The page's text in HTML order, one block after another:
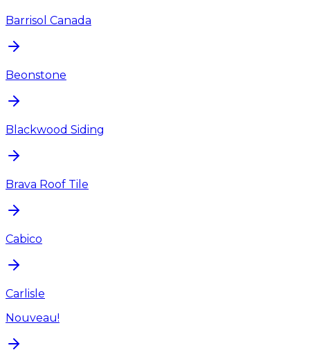
Barrisol Canada
Beonstone
Blackwood Siding
Brava Roof Tile
Cabico
Carlisle
Nouveau!